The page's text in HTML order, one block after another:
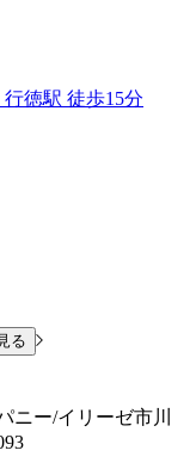
徳駅 徒歩15分
る
ニー/イリーゼ市川